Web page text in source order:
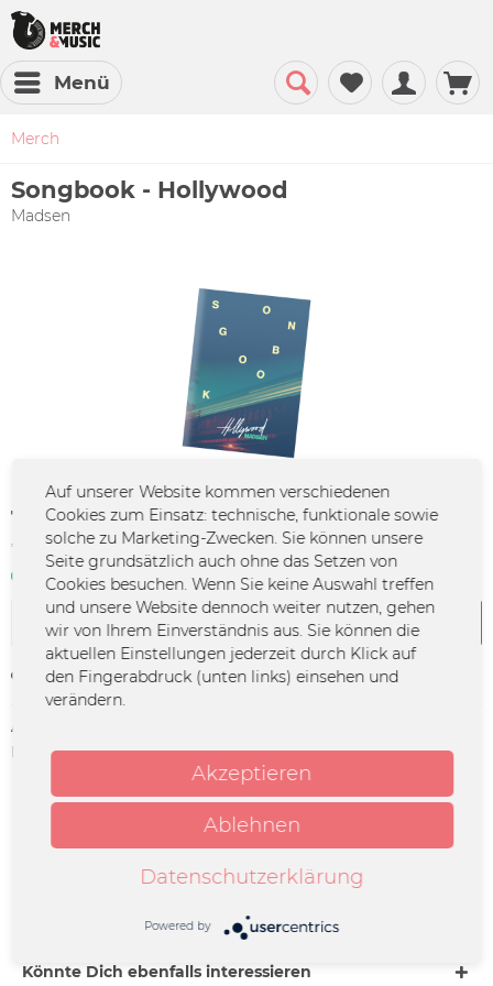
Menü
Merch
Songbook - Hollywood
Madsen
14,99 € *
*inkl. MwSt.zzgl. Versandkosten
Sofort verfügbar | 3 - 4 Werktage
In den Warenkorb
Merken
Artikel-Nr.:
Herstellerinfo:
Merchcowboy GmbH & Co. KG
Friedrich-Ebert-Straße 7 | 48153
Münster |
Gitarre & Songtexten sowie vereinfachten...
Könnte Dich ebenfalls interessieren
Auf unserer Website kommen verschiedenen
Cookies zum Einsatz: technische, funktionale sowie
solche zu Marketing-Zwecken. Sie können unsere
Seite grundsätzlich auch ohne das Setzen von
Cookies besuchen. Wenn Sie keine Auswahl treffen
und unsere Website dennoch weiter nutzen, gehen
wir von Ihrem Einverständnis aus. Sie können die
aktuellen Einstellungen jederzeit durch Klick auf
den Fingerabdruck (unten links) einsehen und
verändern.
Akzeptieren
Ablehnen
Datenschutzerklärung
Powered by